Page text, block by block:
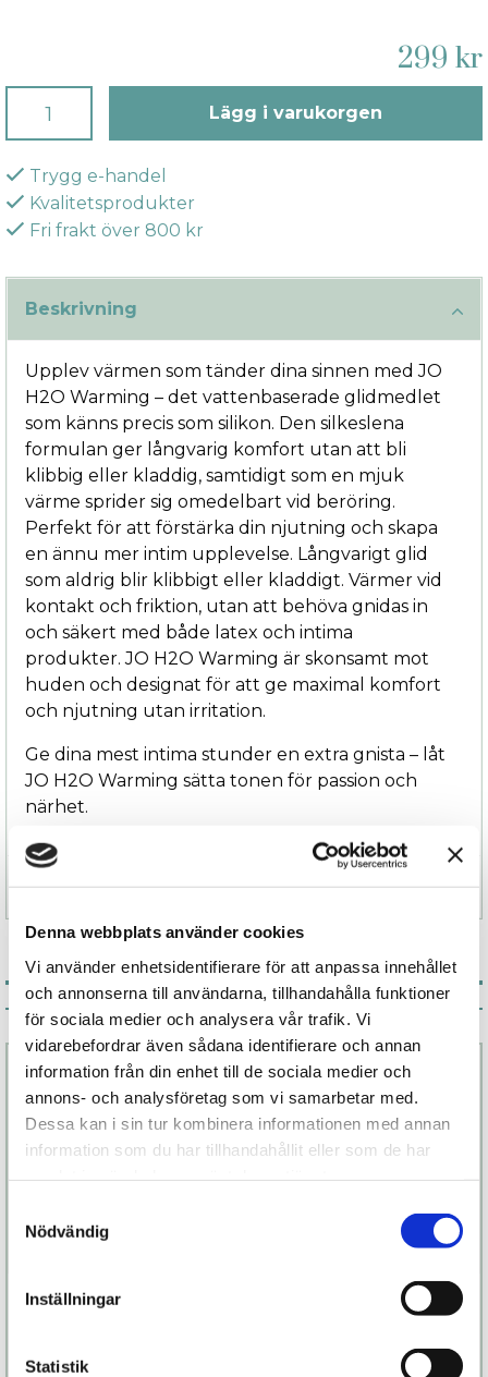
Denna webbplats använder cookies
Vi använder enhetsidentifierare för att anpassa innehållet
och annonserna till användarna, tillhandahålla funktioner
för sociala medier och analysera vår trafik. Vi
vidarebefordrar även sådana identifierare och annan
information från din enhet till de sociala medier och
annons- och analysföretag som vi samarbetar med.
Dessa kan i sin tur kombinera informationen med annan
information som du har tillhandahållit eller som de har
Nödvändig
Inställningar
Statistik
299 kr
Lägg i varukorgen
Trygg e-handel
Kvalitetsprodukter
Fri frakt över 800 kr
Beskrivning
Upplev värmen som tänder dina sinnen med JO
H2O Warming – det vattenbaserade glidmedlet
som känns precis som silikon. Den silkeslena
formulan ger långvarig komfort utan att bli
klibbig eller kladdig, samtidigt som en mjuk
värme sprider sig omedelbart vid beröring.
Perfekt för att förstärka din njutning och skapa
en ännu mer intim upplevelse. Långvarigt glid
som aldrig blir klibbigt eller kladdigt. Värmer vid
kontakt och friktion, utan att behöva gnidas in
och säkert med både latex och intima
produkter. JO H2O Warming är skonsamt mot
huden och designat för att ge maximal komfort
och njutning utan irritation.
Ge dina mest intima stunder en extra gnista – låt
JO H2O Warming sätta tonen för passion och
närhet.
Specifikation
Associerade produkter
JO Anal H2O JO Cocktail